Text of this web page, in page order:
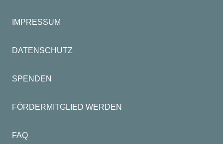
IMPRESSUM
DATENSCHUTZ
SPENDEN
FÖRDERMITGLIED WERDEN
FAQ